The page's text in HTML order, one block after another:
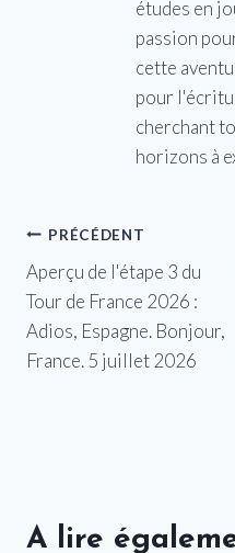
études en
passion
cette
pour
cherchant
horizons à
Navigation
de
l’article
PRÉCÉDENT
Aperçu de l'étape 3 du
Tour de France 2026 :
Adios, Espagne. Bonjour,
France. 5 juillet 2026
A lire